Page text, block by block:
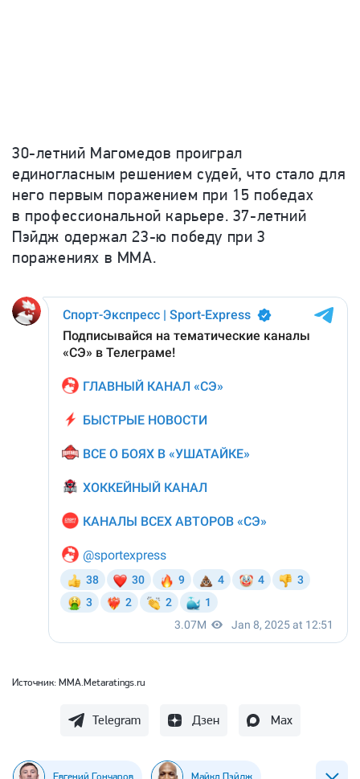
30-летний Магомедов проиграл
единогласным решением судей, что стало для
него первым поражением при 15 победах
в профессиональной карьере. 37-летний
Пэйдж одержал 23-ю победу при 3
поражениях в ММА.
Источник: MMA.Metaratings.ru
Telegram Дзен Max
Евгений Гончаров Майкл Пэйдж